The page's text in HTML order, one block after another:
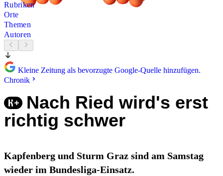
Rubriken
Orte
Themen
Autoren
Kleine Zeitung als bevorzugte Google-Quelle hinzufügen.
Chronik
Nach Ried wird's erst
richtig schwer
Kapfenberg und Sturm Graz sind am Samstag
wieder im Bundesliga-Einsatz.